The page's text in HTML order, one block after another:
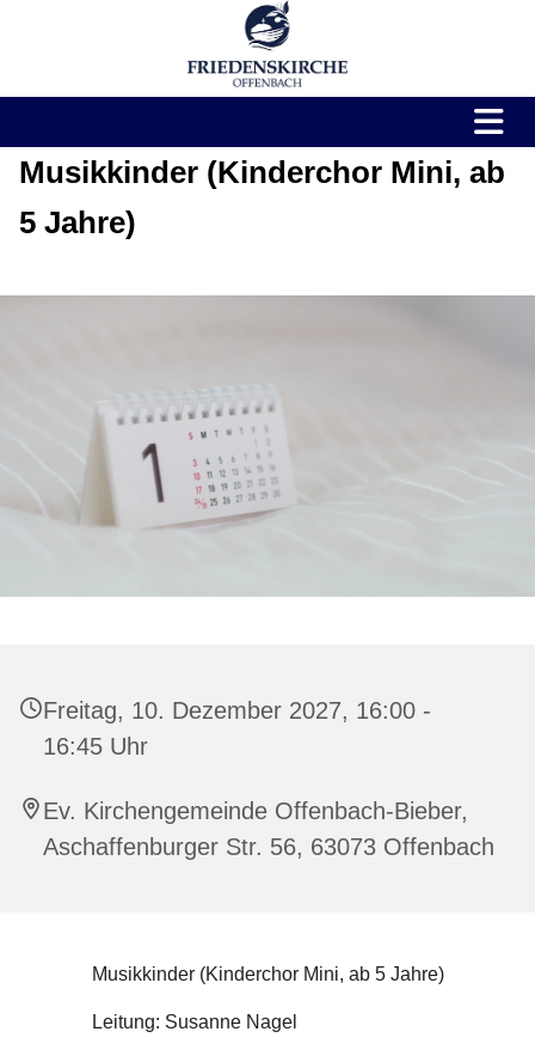
Musikkinder (Kinderchor Mini, ab
5 Jahre)
Freitag, 10. Dezember 2027, 16:00 -
16:45 Uhr
Ev. Kirchengemeinde Offenbach-Bieber,
Aschaffenburger Str. 56, 63073 Offenbach
Musikkinder (Kinderchor Mini, ab 5 Jahre)
Leitung: Susanne Nagel